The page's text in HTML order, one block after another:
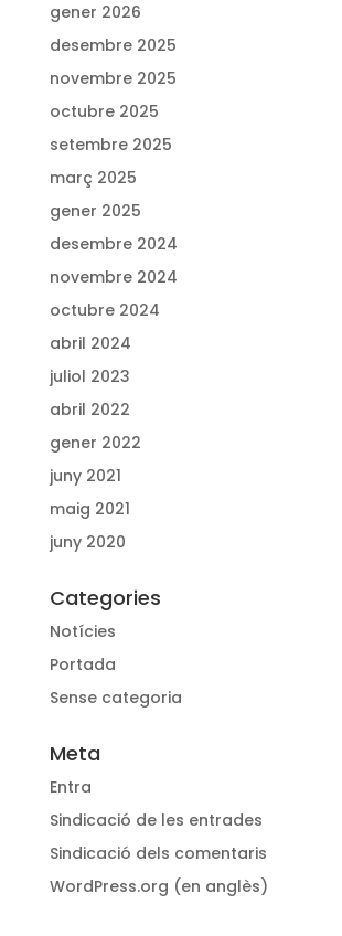
gener 2026
desembre 2025
novembre 2025
octubre 2025
setembre 2025
març 2025
gener 2025
desembre 2024
novembre 2024
octubre 2024
abril 2024
juliol 2023
abril 2022
gener 2022
juny 2021
maig 2021
juny 2020
Categories
Notícies
Portada
Sense categoria
Meta
Entra
Sindicació de les entrades
Sindicació dels comentaris
WordPress.org (en anglès)